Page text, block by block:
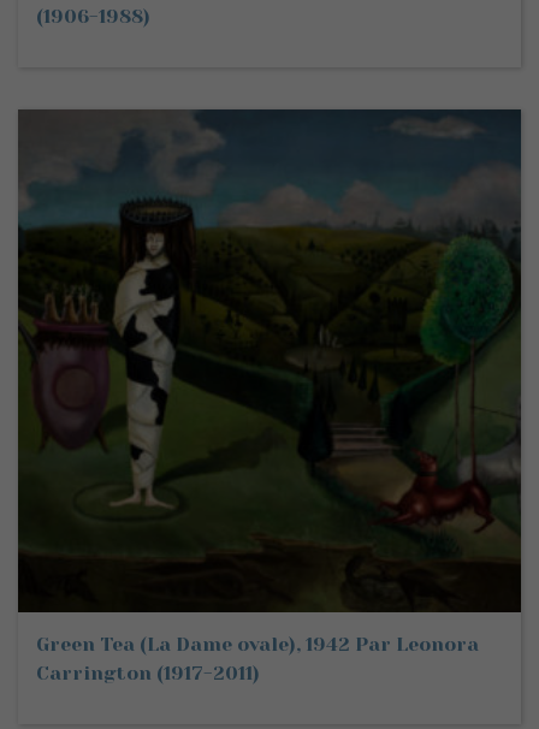
(1906-1988)
Green Tea (La Dame ovale), 1942 Par Leonora
Carrington (1917-2011)